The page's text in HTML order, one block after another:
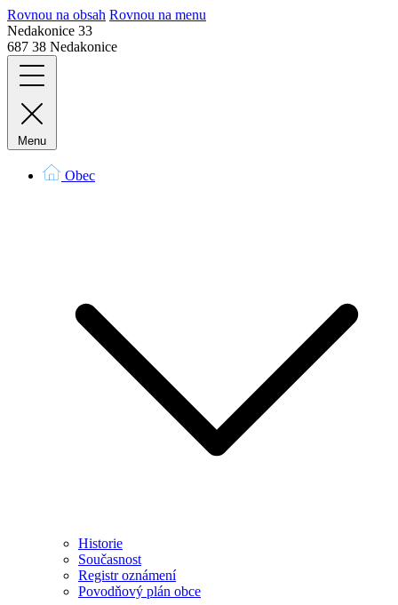
Rovnou na obsah Rovnou na menu
Nedakonice 33
687 38 Nedakonice
Menu
Obec
Historie
Současnost
Registr oznámení
Povodňový plán obce